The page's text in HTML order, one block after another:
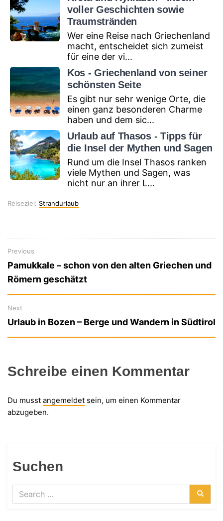
voller Geschichten sowie
Traumstränden
Wer eine Reise nach Griechenland
macht, entscheidet sich zumeist
für eine der vi...
Kos - Griechenland von seiner
schönsten Seite
Es gibt nur sehr wenige Orte, die
einen ganz besonderen Charme
haben und dem sic...
Urlaub auf Thasos - Tipps für
die Insel der Mythen und Sagen
Rund um die Insel Thasos ranken
viele Mythen und Sagen, was
nicht nur an ihrer L...
Reiseziel: Reiseziel
Strandurlaub
Beitragsnavigation
Previous
Previous
post:
Pamukkale – schon von den alten Griechen und
Römern geschätzt
Next
Next
Urlaub in Bozen – Berge und Wandern in Südtirol
Schreibe einen Kommentar
Du musst angemeldet sein, um einen Kommentar
abzugeben.
Suchen
Search